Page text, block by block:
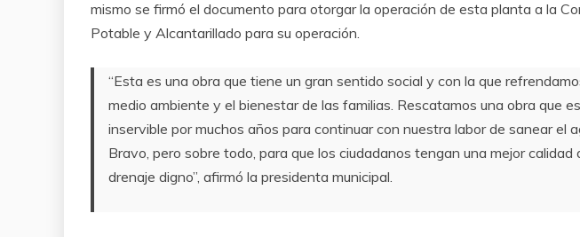
mismo se firmó el documento para otorgar la operación de esta planta a la
Potable y Alcantarillado para su operación.
“Esta es una obra que tiene un gran sentido social y con la que
medio ambiente y el bienestar de las familias. Rescatamos una obra que
inservible por muchos años para continuar con nuestra labor de sanear el
Bravo, pero sobre todo, para que los ciudadanos tengan una mejor
drenaje digno”, afirmó la presidenta municipal.